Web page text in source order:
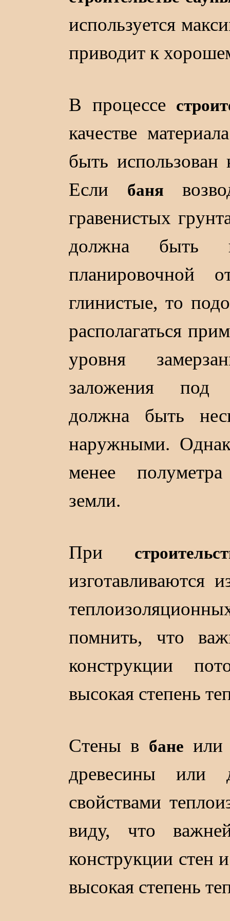
используется
приводит к
В процессе
качестве
быть использован
Если баня
гравенистых
должна быть
планировочной
глинистые, то
располагаться
уровня
заложения под
должна быть
наружными.
менее
земли.
При
изготавливаются
помнить, что
конструкции
высокая степень
Стены в бане
древесины или
свойствами
виду, что
конструкции стен
высокая степень